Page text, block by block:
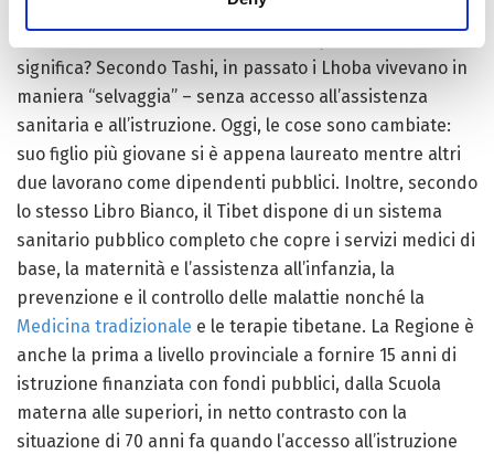
foglie di tè ogni volta che ha un po’ di tempo, per un
significa? Secondo Tashi, in passato i Lhoba vivevano in
maniera “selvaggia” – senza accesso all’assistenza
sanitaria e all’istruzione. Oggi, le cose sono cambiate:
suo figlio più giovane si è appena laureato mentre altri
due lavorano come dipendenti pubblici. Inoltre, secondo
lo stesso Libro Bianco, il Tibet dispone di un sistema
sanitario pubblico completo che copre i servizi medici di
base, la maternità e l’assistenza all’infanzia, la
prevenzione e il controllo delle malattie nonché la
Medicina tradizionale e le terapie tibetane. La Regione è
anche la prima a livello provinciale a fornire 15 anni di
istruzione finanziata con fondi pubblici, dalla Scuola
materna alle superiori, in netto contrasto con la
situazione di 70 anni fa quando l’accesso all’istruzione